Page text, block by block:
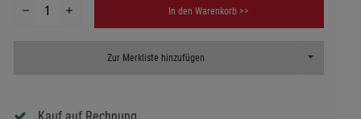
In den Warenkorb >>
Zur Merkliste hinzufügen Toggle